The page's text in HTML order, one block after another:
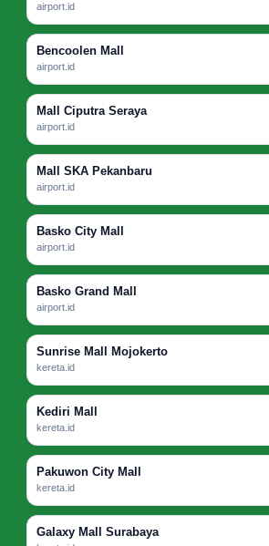
airport.id
Bencoolen Mall
airport.id
Mall Ciputra Seraya
airport.id
Mall SKA Pekanbaru
airport.id
Basko City Mall
airport.id
Basko Grand Mall
airport.id
Sunrise Mall Mojokerto
kereta.id
Kediri Mall
kereta.id
Pakuwon City Mall
kereta.id
Galaxy Mall Surabaya